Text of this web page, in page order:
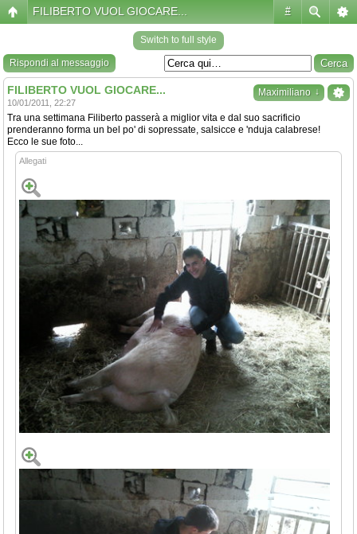
#
FILIBERTO VUOL GIOCARE...
Switch to full style
Rispondi al messaggio
Maximiliano ↓
FILIBERTO VUOL GIOCARE...
10/01/2011, 22:27
Tra una settimana Filiberto passerà a miglior vita e dal suo sacrificio
prenderanno forma un bel po' di sopressate, salsicce e 'nduja calabrese!
Ecco le sue foto...
Allegati